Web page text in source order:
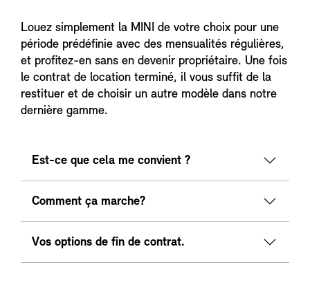
Louez simplement la MINI de votre choix pour une
période prédéfinie avec des mensualités régulières,
et profitez-en sans en devenir propriétaire. Une fois
le contrat de location terminé, il vous suffit de la
restituer et de choisir un autre modèle dans notre
dernière gamme.
Est-ce que cela me convient ?
Comment ça marche?
Vos options de fin de contrat.